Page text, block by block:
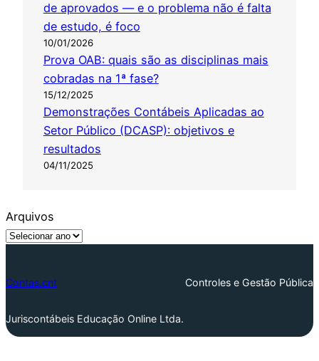
de aprovados — e o problema não é falta
de estudo, é foco
10/01/2026
Prova OAB: quais são as disciplinas mais
cobradas na 1ª fase?
15/12/2025
Demonstrações Contábeis Aplicadas ao
Setor Público (DCASP): objetivos e
resultados
04/11/2025
Arquivos
Contas.cnt Controles e Gestão Pública
Juriscontábeis Educação Online Ltda.